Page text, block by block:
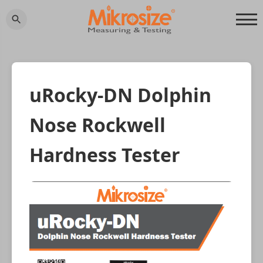
uRocky-DN Dolphin
Nose Rockwell
Hardness Tester